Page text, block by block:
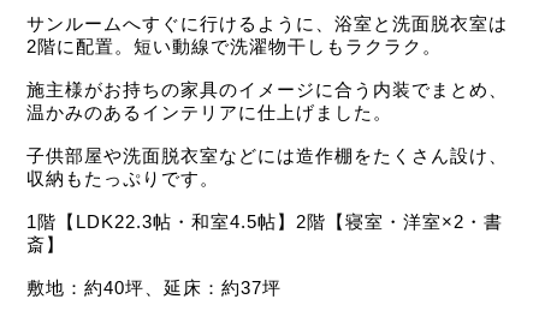
サンルームへすぐに行けるように、浴室と洗面脱衣室は
2階に配置。短い動線で洗濯物干しもラクラク。
施主様がお持ちの家具のイメージに合う内装でまとめ、
温かみのあるインテリアに仕上げました。
子供部屋や洗面脱衣室などには造作棚をたくさん設け、
収納もたっぷりです。
1階【LDK22.3帖・和室4.5帖】2階【寝室・洋室×2・書
斎】
敷地：約40坪、延床：約37坪